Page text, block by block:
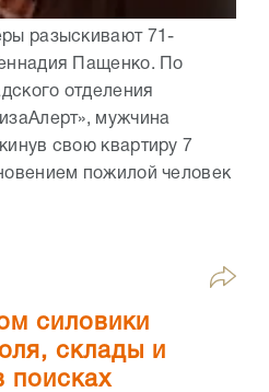
разыскивают 71-
Пащенко. По
отделения
мужчина
свою квартиру 7
пожилой человек
силовики
склады и
поисках